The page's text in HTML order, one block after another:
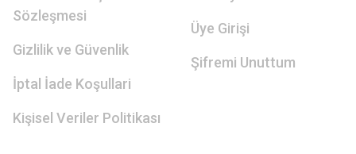
Sözleşmesi
Gizlilik ve Güvenlik
İptal İade Koşullari
Kişisel Veriler Politikası
Üye Girişi
Şifremi Unuttum